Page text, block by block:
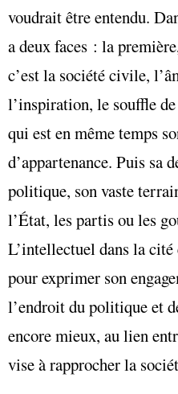
voudrait être entendu.
a deux faces : la
c’est la société civile,
l’inspiration, le souffle
qui est en même temps
d’appartenance. Puis sa
politique, son vaste
l’État, les partis ou les
L’intellectuel dans la
pour exprimer son
l’endroit du politique et
encore mieux, au lien
vise à rapprocher la